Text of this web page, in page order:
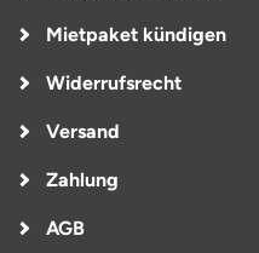
Mietpaket kündigen
Widerrufsrecht
Versand
Zahlung
AGB